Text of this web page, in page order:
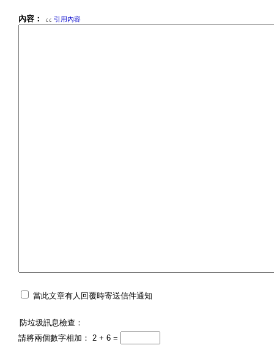
內容： 引用內容
當此文章有人回覆時寄送信件通知
防垃圾訊息檢查：
請將兩個數字相加： 2 + 6 =